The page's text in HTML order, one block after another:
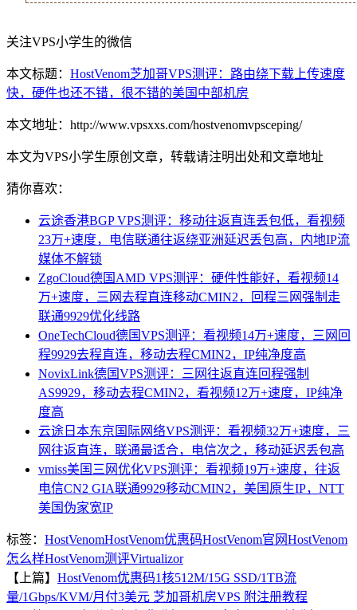
关注VPS小学生的微信
本文标题： HostVenom芝加哥VPS测评：路由绕下载上传速度
快，硬件也还不错，很不错的美国中部机房
本文地址：http://www.vpsxxs.com/hostvenomvpsceping/
本文为VPS小学生原创文章，转载请注明出处和文章地址
猜你喜欢：
云途香港BGP VPS测评：移动往返直连丢包低，看视频
23万+速度，电信联通往返绕亚洲延迟丢包高，内地IP流
媒体不解锁
ZgoCloud德国AMD VPS测评：硬件性能好，看视频14
万+速度，三网去程直连移动CMIN2，回程三网强制走
联通9929优化线路
OneTechCloud德国VPS测评：看视频14万+速度，三网回
程9929去程直连，移动去程CMIN2，IP纯净度高
NovixLink德国VPS测评：三网往返直连回程强制
AS9929，移动去程CMIN2，看视频12万+速度，IP纯净
度高
云途日本东京国际网络VPS测评：看视频32万+速度，三
网往返直连，联通最适合，电信次之，移动延迟丢包高
vmiss美国三网优化VPS测评：看视频19万+速度，往返
电信CN2 GIA联通9929移动CMIN2，美国原生IP，NTT
美国伪家宽IP
标签： HostVenomHostVenom优惠码HostVenom官网HostVenom
怎么样HostVenom测评Virtualizor
【上篇】 HostVenom优惠码1核512M/15G SSD/1TB流
量/1Gbps/KVM/月付3美元 芝加哥机房VPS 附注册教程